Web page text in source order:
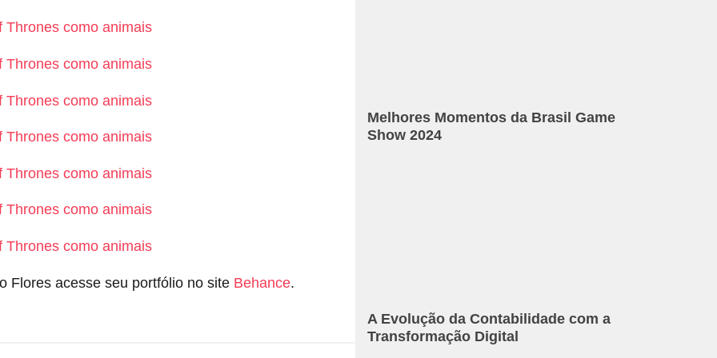
Flores acesse seu portfólio no site Behance.
Melhores Momentos da Brasil Game
Show 2024
A Evolução da Contabilidade com a
Transformação Digital